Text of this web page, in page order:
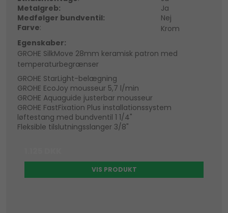
Metalgreb:
Ja
Medfølger bundventil:
Nej
Farve:
Krom
Egenskaber:
GROHE SilkMove 28mm keramisk patron med
temperaturbegrænser
GROHE StarLight-belægning
GROHE EcoJoy mousseur 5,7 l/min
GROHE Aquaguide justerbar mousseur
GROHE FastFixation Plus installationssystem
løftestang med bundventil 1 1/4"
Fleksible tilslutningsslanger 3/8"
VIS PRODUKT